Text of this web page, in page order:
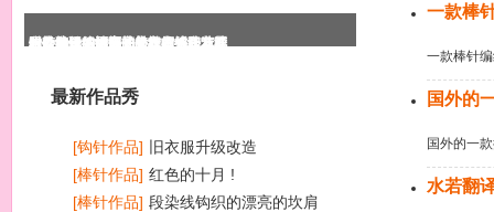
段染线钩织的漂亮的坎肩
钩针编织的漂亮的长袖帽衫外套花
时尚简单的蝙蝠袖美衣的织法清晰
一款棒针编织的长大衣款式和花样
国外的一款披肩式外套的编织方法
水若翻译的漂亮的横织衣外套
最新作品秀
[钩针作品] 旧衣服升级改造
[棒针作品] 红色的十月 !
[棒针作品] 段染线钩织的漂亮的坎肩
一款棒
一款棒针
国外的
国外的一
水若翻